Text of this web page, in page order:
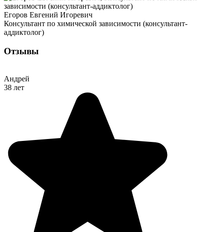
Егоров Евгений Игоревич
Консультант по химической зависимости (консультант-
аддиктолог)
Отзывы
Андрей
38 лет